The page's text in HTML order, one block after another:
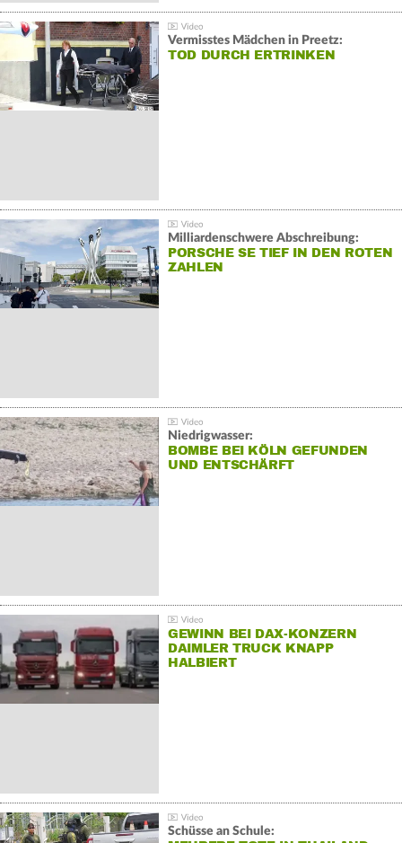
Vermisstes Mädchen in Preetz:
TOD DURCH ERTRINKEN
Milliardenschwere Abschreibung:
PORSCHE SE TIEF IN DEN ROTEN
ZAHLEN
Niedrigwasser:
BOMBE BEI KÖLN GEFUNDEN
UND ENTSCHÄRFT
GEWINN BEI DAX-KONZERN
DAIMLER TRUCK KNAPP
HALBIERT
Schüsse an Schule: